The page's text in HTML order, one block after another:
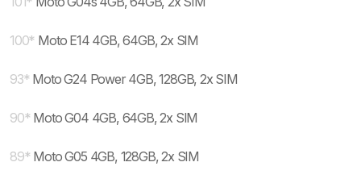
100* Moto E14 4GB, 64GB, 2x SIM
93* Moto G24 Power 4GB, 128GB, 2x SIM
90* Moto G04 4GB, 64GB, 2x SIM
89* Moto G05 4GB, 128GB, 2x SIM